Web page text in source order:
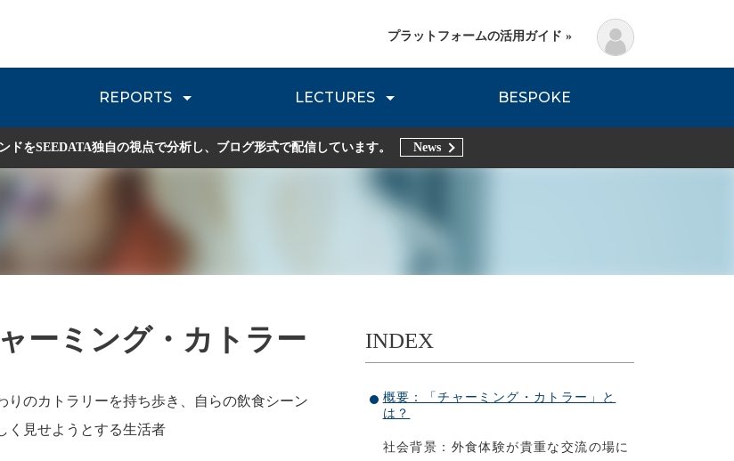
REPORTS
流通レポート JOURNEY REVIEW DNVB REPORT TRIBE REPORTS
LECTURES
Planning Method
BESPOKE
プラットフォームの活用ガイド »
ドをSEEDATA独自の視点で分析し、ブログ形式で配信しています。 News
INDEX
概要：「チャーミング・カトラー」と
は？
社会背景：外食体験が貴重な交流の場に
ーミング・カトラー
りのカトラリーを持ち歩き、自らの飲食シーン
く見せようとする生活者